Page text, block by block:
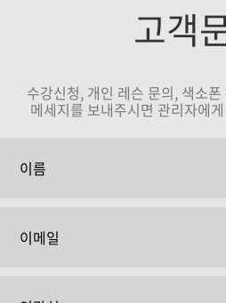
고객
수강신청, 개인 레슨 문의, 색소
메세지를 보내주시면 관리자에